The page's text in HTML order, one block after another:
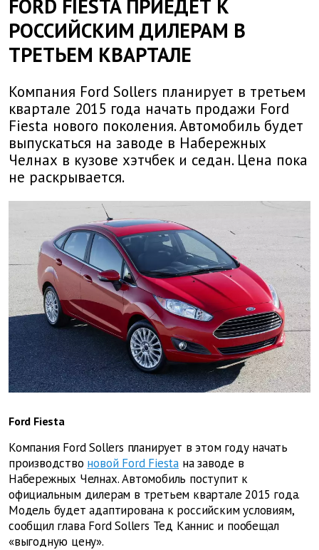
FORD FIESTA ПРИЕДЕТ К
РОССИЙСКИМ ДИЛЕРАМ В
ТРЕТЬЕМ КВАРТАЛЕ
Компания Ford Sollers планирует в третьем
квартале 2015 года начать продажи Ford
Fiesta нового поколения. Автомобиль будет
выпускаться на заводе в Набережных
Челнах в кузове хэтчбек и седан. Цена пока
не раскрывается.
Ford Fiesta
Компания Ford Sollers планирует в этом году начать
производство новой Ford Fiesta на заводе в
Набережных Челнах. Автомобиль поступит к
официальным дилерам в третьем квартале 2015 года.
Модель будет адаптирована к российским условиям,
сообщил глава Ford Sollers Тед Каннис и пообещал
«выгодную цену».